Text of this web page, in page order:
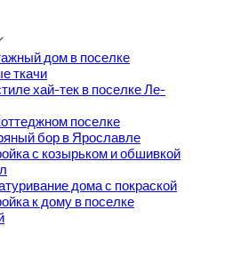
дом в поселке
ткачи
хай-тек в поселке Ле-
поселке
бор в Ярославле
с козырьком и обшивкой
дома с покраской
к дому в поселке